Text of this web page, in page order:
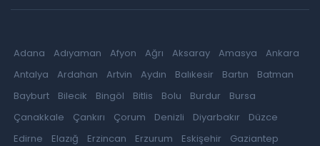
Adana Adıyaman Afyon Ağrı Aksaray Amasya
Ankara
Antalya
Ardahan Artvin Aydın Balıkesir Bartın
Batman
Bayburt
Bilecik Bingöl Bitlis Bolu Burdur
Bursa
Çanakkale
Çankırı Çorum Denizli Diyarbakır
Düzce
Edirne
Elazığ Erzincan Erzurum Eskişehir
Gaziantep